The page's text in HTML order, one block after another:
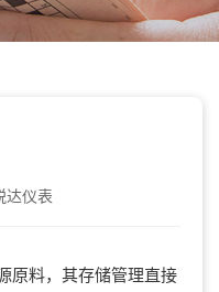
达仪表
料，其存储管理直接